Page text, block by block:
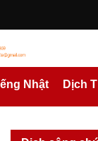
Nhật Dịch